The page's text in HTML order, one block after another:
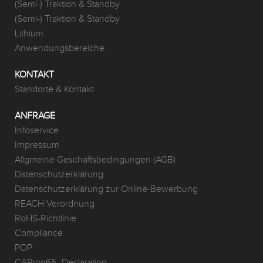
(Semi-) Traktion & Standby
(Semi-) Traktion & Standby
Lithium
Anwendungsbereiche
KONTAKT
Standorte & Kontakt
ANFRAGE
Infoservice
Impressum
Allgmeine Geschäftsbedingungen (AGB)
Datenschutzerklärung
Datenschutzerklärung zur Online-Bewerbung
REACH Verordnung
RoHS-Richtlinie
Compliance
POP